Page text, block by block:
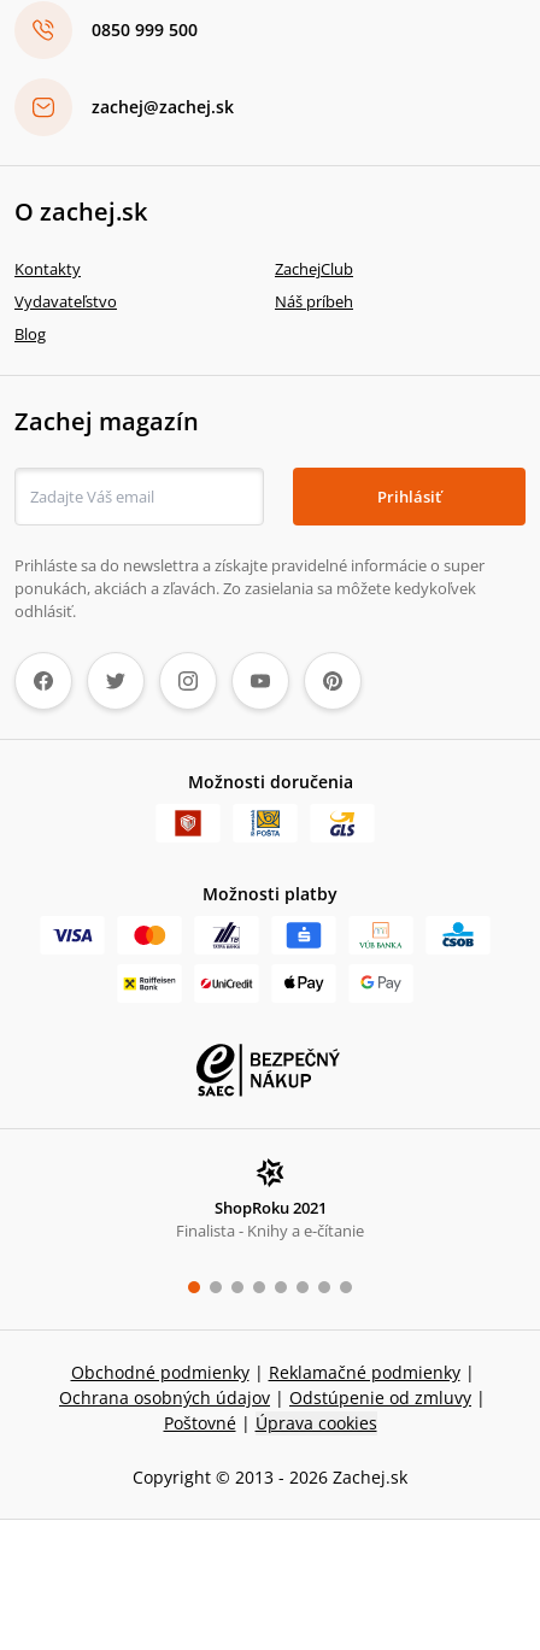
0850 999 500
zachej@zachej.sk
O zachej.sk
Kontakty
ZachejClub
Vydavateľstvo
Náš príbeh
Blog
Zachej magazín
Prihlásiť
Prihláste sa do newslettra a získajte pravidelné informácie o super
ponukách, akciách a zľavách. Zo zasielania sa môžete kedykoľvek
odhlásiť.
Možnosti doručenia
Možnosti platby
ShopRoku 2021
Finalista - Knihy a e-čítanie
Obchodné podmienky | Reklamačné podmienky |
Ochrana osobných údajov | Odstúpenie od zmluvy |
Poštovné | Úprava cookies
Copyright © 2013 - 2026 Zachej.sk